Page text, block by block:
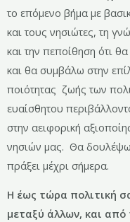
το επόμενο βήμα με
και τους νησιώτες, τη
και την πεποίθηση ότι
και θα συμβάλω στην
ποιότητας ζωής των
ευαίσθητου
στην αειφορική
νησιών μας. Θα δουλέψω
πράξει μέχρι σήμερα.
Η έως τώρα πολιτική
μεταξύ άλλων, και από